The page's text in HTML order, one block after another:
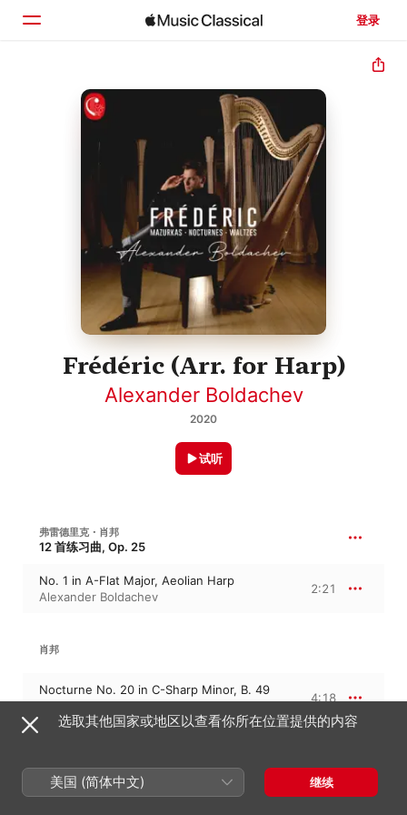
登录
主页
Frédéric (Arr. for Harp)
Alexander Boldachev
2020
试听
弗雷德里克・肖邦
12 首练习曲, Op. 25
No. 1 in A-Flat Major, Aeolian Harp
Alexander Boldachev
2:21
肖邦
Nocturne No. 20 in C-Sharp Minor, B. 49
Alexander Boldachev
4:18
降 B 大调第52号玛祖卡舞曲, B. 4
No. 2 in C Major, Allegro non troppo
选取其他国家或地区以查看你所在位置提供的内容
美国 (简体中文) 继续